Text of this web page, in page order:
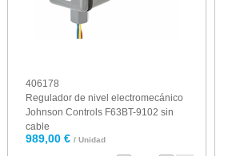
406178
Regulador de nivel electromecánico
Johnson Controls F63BT-9102 sin
cable
989,00 € / Unidad